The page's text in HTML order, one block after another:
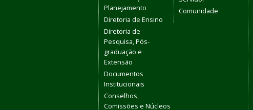
Planejamento
Diretoria de Ensino
Diretoria de
Pesquisa, Pós-
graduação e
Extensão
Documentos
Institucionais
Conselhos,
Comissões e Núcleos
Comunidade